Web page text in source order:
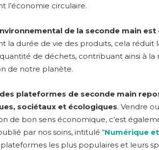
l’économie circulaire.
de la seconde main
la durée de vie des produits, cela réduit
de déchets, contribuant ainsi à
de notre planète.
plateformes de seconde main
sociétaux et écologiques. Vendre
de bon sens économique, c’est
par nos soins, intitulé “Numérique
les plus populaires et leurs